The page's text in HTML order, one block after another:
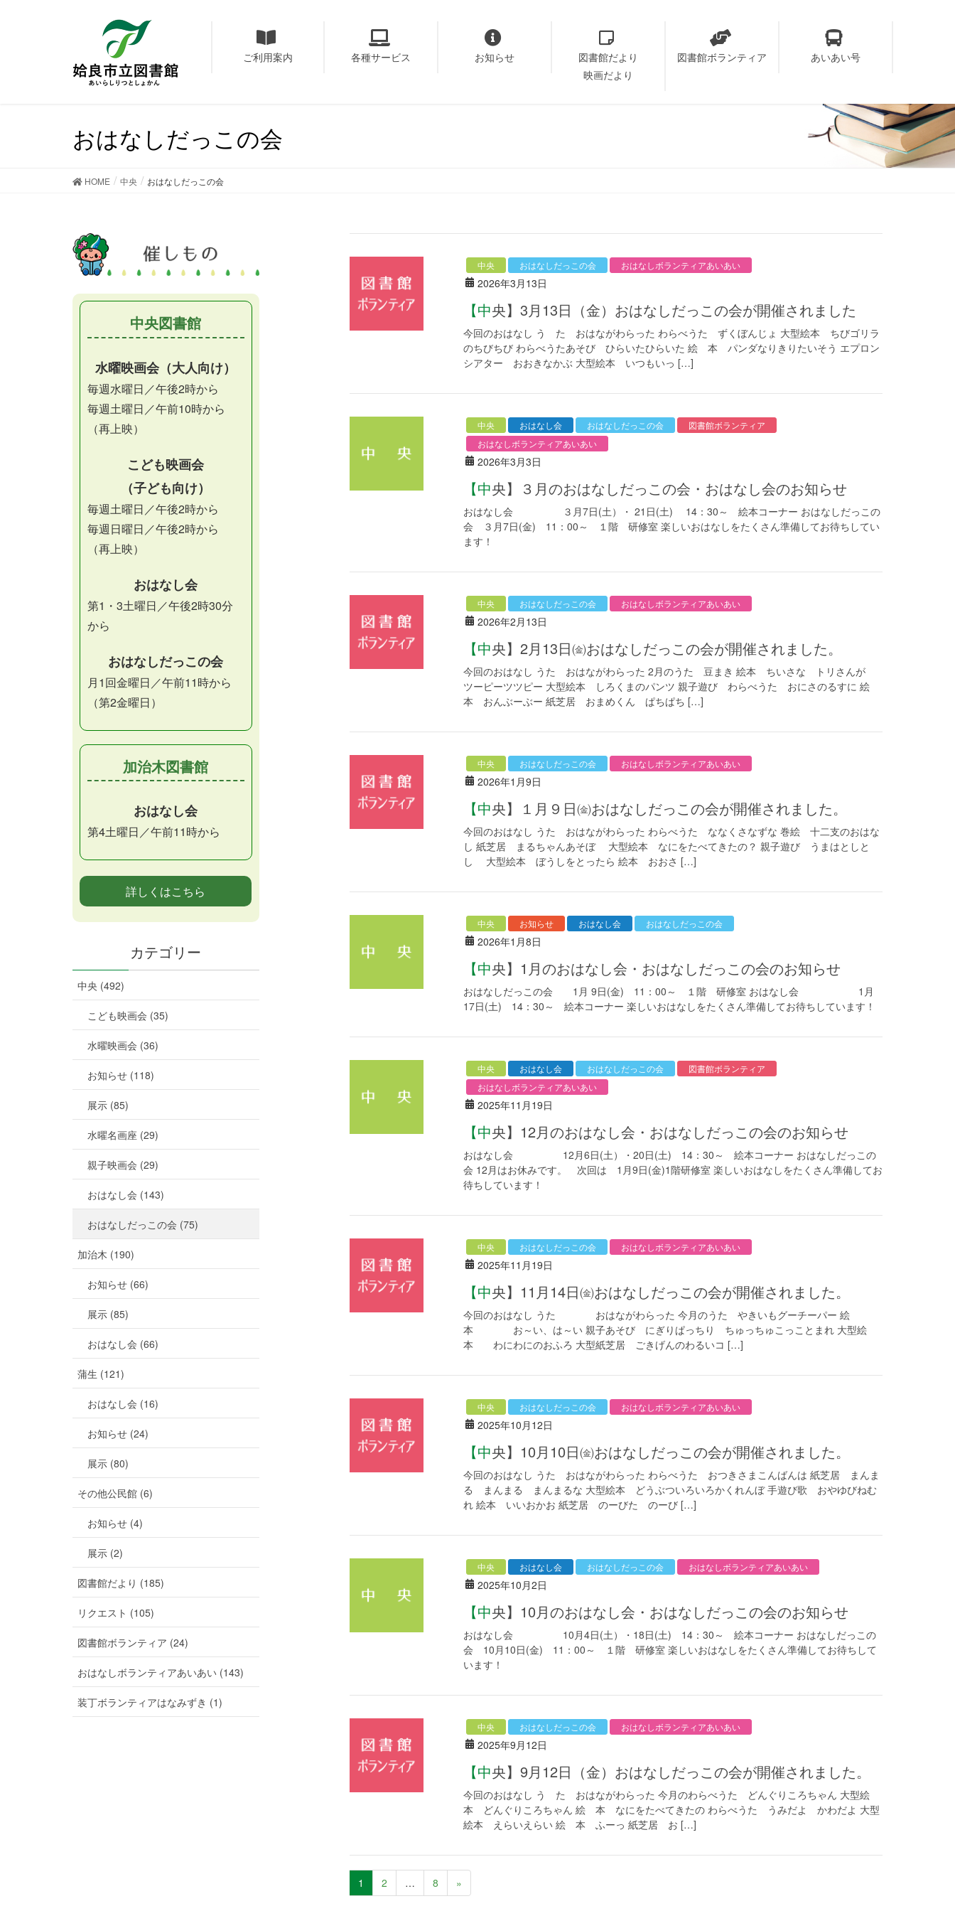
ご利用案内 各種サービス お知らせ
図書館だより
映画だより
図書館ボランティア あいあい号
おはなしだっこの会
HOME 中央 おはなしだっこの会
中央 おはなしだっこの会 おはなしボランティアあいあい
2026年3月13日
【中央】3月13日（金）おはなしだっこの会が開催されました
今回のおはなし う た おはながわらった わらべうた ずくぼんじょ 大型絵本 ちびゴリラ
のちびちび わらべうたあそび ひらいたひらいた 絵 本 パンダなりきりたいそう エプロン
シアター おおきなかぶ 大型絵本 いつもいっ […]
中央 おはなし会 おはなしだっこの会
図書館ボランティア
おはなしボランティアあいあい
2026年3月3日
【中央】３月のおはなしだっこの会・おはなし会のお知らせ
おはなし会 ３月7日(土）・ 21日(土) 14：30～ 絵本コーナー おはなしだっこの
会 ３月7日(金) 11：00～ １階 研修室 楽しいおはなしをたくさん準備してお待ちしてい
ます！
中央 おはなしだっこの会 おはなしボランティアあいあい
2026年2月13日
【中央】2月13日㈮おはなしだっこの会が開催されました。
今回のおはなし うた おはながわらった 2月のうた 豆まき 絵本 ちいさな トリさんが
ツーピーツツピー 大型絵本 しろくまのパンツ 親子遊び わらべうた おにさのるすに 絵
本 おんぶーぶー 紙芝居 おまめくん ぱちぱち […]
中央 おはなしだっこの会 おはなしボランティアあいあい
2026年1月9日
【中央】１月９日㈮おはなしだっこの会が開催されました。
今回のおはなし うた おはながわらった わらべうた ななくさなずな 巻絵 十二支のおはな
し 紙芝居 まるちゃんあそぼ 大型絵本 なにをたべてきたの？ 親子遊び うまはとしと
し 大型絵本 ぼうしをとったら 絵本 おおさ […]
中央 お知らせ おはなし会 おはなしだっこの会
2026年1月8日
【中央】1月のおはなし会・おはなしだっこの会のお知らせ
おはなしだっこの会 1月 9日(金) 11：00～ １階 研修室 おはなし会 1月
17日(土) 14：30～ 絵本コーナー 楽しいおはなしをたくさん準備してお待ちしています！
中央 おはなし会 おはなしだっこの会
図書館ボランティア
おはなしボランティアあいあい
2025年11月19日
【中央】12月のおはなし会・おはなしだっこの会のお知らせ
おはなし会 12月6日(土）・20日(土) 14：30～ 絵本コーナー おはなしだっこの
会 12月はお休みです。 次回は 1月9日(金)1階研修室 楽しいおはなしをたくさん準備してお
待ちしています！
中央 おはなしだっこの会 おはなしボランティアあいあい
2025年11月19日
【中央】11月14日㈮おはなしだっこの会が開催されました。
今回のおはなし うた おはながわらった 今月のうた やきいもグーチーパー 絵
本 お～い、は～い 親子あそび にぎりぱっちり ちゅっちゅこっことまれ 大型絵
本 わにわにのおふろ 大型紙芝居 ごきげんのわるいコ […]
中央 おはなしだっこの会 おはなしボランティアあいあい
2025年10月12日
【中央】10月10日㈮おはなしだっこの会が開催されました。
今回のおはなし うた おはながわらった わらべうた おつきさまこんばんは 紙芝居 まんま
る まんまる まんまるな 大型絵本 どうぶついろいろかくれんぼ 手遊び歌 おやゆびねむ
れ 絵本 いいおかお 紙芝居 のーびた のーび […]
中央 おはなし会 おはなしだっこの会 おはなしボランティアあいあい
2025年10月2日
【中央】10月のおはなし会・おはなしだっこの会のお知らせ
おはなし会 10月4日(土）・18日(土) 14：30～ 絵本コーナー おはなしだっこの
会 10月10日(金) 11：00～ １階 研修室 楽しいおはなしをたくさん準備してお待ちして
います！
中央 おはなしだっこの会 おはなしボランティアあいあい
2025年9月12日
【中央】9月12日（金）おはなしだっこの会が開催されました。
今回のおはなし う た おはながわらった 今月のわらべうた どんぐりころちゃん 大型絵
本 どんぐりころちゃん 絵 本 なにをたべてきたの わらべうた うみだよ かわだよ 大型
絵本 えらいえらい 絵 本 ふーっ 紙芝居 お […]
1 2 … 8 »
中央図書館
水曜映画会（大人向け）
毎週水曜日／午後2時から
毎週土曜日／午前10時から
（再上映）
こども映画会
（子ども向け）
毎週土曜日／午後2時から
毎週日曜日／午後2時から
（再上映）
おはなし会
第1・3土曜日／午後2時30分
から
おはなしだっこの会
月1回金曜日／午前11時から
（第2金曜日）
加治木図書館
おはなし会
第4土曜日／午前11時から
詳しくはこちら
カテゴリー
中央 (492)
こども映画会 (35)
水曜映画会 (36)
お知らせ (118)
展示 (85)
水曜名画座 (29)
親子映画会 (29)
おはなし会 (143)
おはなしだっこの会 (75)
加治木 (190)
お知らせ (66)
展示 (85)
おはなし会 (66)
蒲生 (121)
おはなし会 (16)
お知らせ (24)
展示 (80)
その他公民館 (6)
お知らせ (4)
展示 (2)
図書館だより (185)
リクエスト (105)
図書館ボランティア (24)
おはなしボランティアあいあい (143)
装丁ボランティアはなみずき (1)